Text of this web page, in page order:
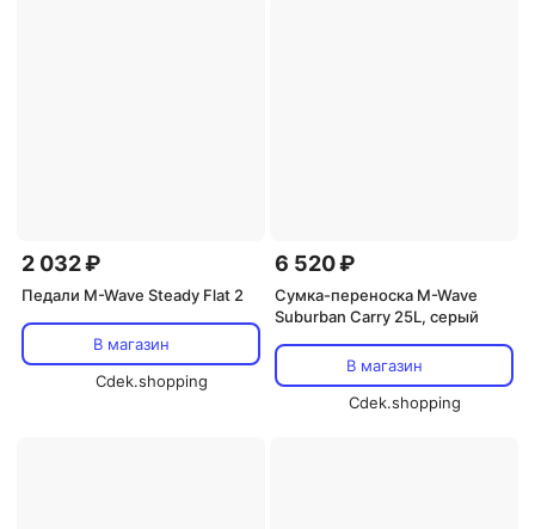
2 032 ₽
Педали M-Wave Steady Flat 2
В магазин
Cdek.shopping
6 520 ₽
Сумка-переноска M-Wave
Suburban Carry 25L, серый
В магазин
Cdek.shopping